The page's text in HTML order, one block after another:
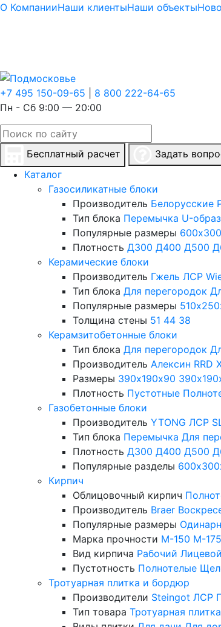
О КомпанииНаши клиентыНаши объекты
+7 495 150-09-65
8 800 222-64-65
Пн - Сб 9:00 — 20:00
Бесплатный расчет
Задать
Каталог
Газосиликатные блоки
Производитель Белорусские
Тип блока Перемычка U-
Популярные размеры
Плотность Д300 Д400 Д500
Керамические блоки
Производитель Гжель ЛСР
Тип блока Для перегородок
Популярные размеры
Толщина стены 51 44 38
Керамзитобетонные блоки
Тип блока Для перегородок
Производитель Алексин RRD
Размеры 390х190х90
Плотность Пустотные
Газобетонные блоки
Производитель YTONG ЛСР
Тип блока Перемычка Для
Плотность Д300 Д400 Д500
Популярные разделы
Кирпич
Облицовочный кирпич
Производитель Braer
Популярные размеры
Марка прочности М-150 М-175
Вид кирпича Рабочий Лицевой
Пустотность Полнотелые
Тротуарная плитка и бордюр
Производители Steingot ЛСР
Тип товара Тротуарная плитка